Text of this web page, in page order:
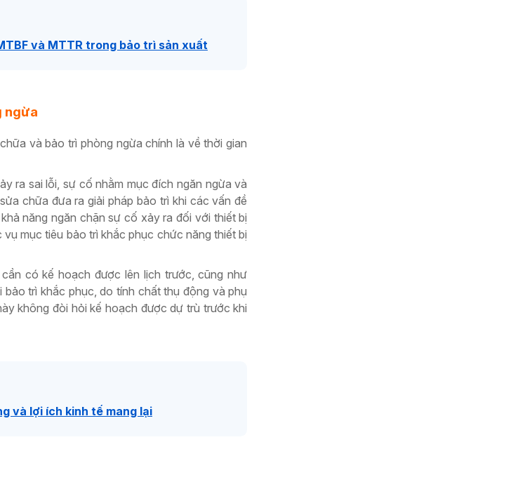
và MTTR trong bảo trì sản xuất
ngừa
và bảo trì phòng ngừa chính là về thời gian
ra sai lỗi, sự cố nhằm mục đích ngăn ngừa và
chữa đưa ra giải pháp bảo trì khi các vấn đề
năng ngăn chặn sự cố xảy ra đối với thiết bị
mục tiêu bảo trì khắc phục chức năng thiết bị
có kế hoạch được lên lịch trước, cũng như
trì khắc phục, do tính chất thụ động và phụ
không đòi hỏi kế hoạch được dự trù trước khi
và lợi ích kinh tế mang lại